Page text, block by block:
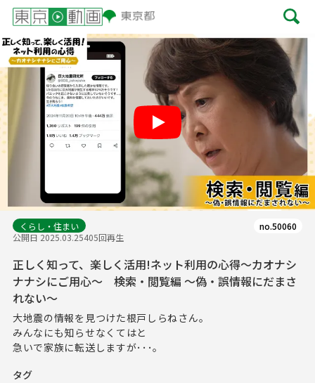
Play
くらし・住まい
公開日 2025.03.25405回再生
no.50060
正しく知って、楽しく活用!ネット利用の心得～カオナシ
ナナシにご用心～ 検索・閲覧編 ～偽・誤情報にだまさ
れない～
大地震の情報を見つけた根戸しらねさん。
みんなにも知らせなくてはと
急いで家族に転送しますが･･･。
タグ